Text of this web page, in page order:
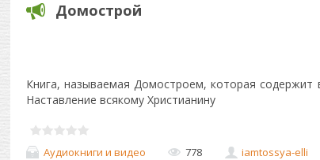
Домострой
Книга, называемая Домостроем, которая содержит
Наставление всякому Христианину
Аудиокниги и видео 778 iamtossya-elli